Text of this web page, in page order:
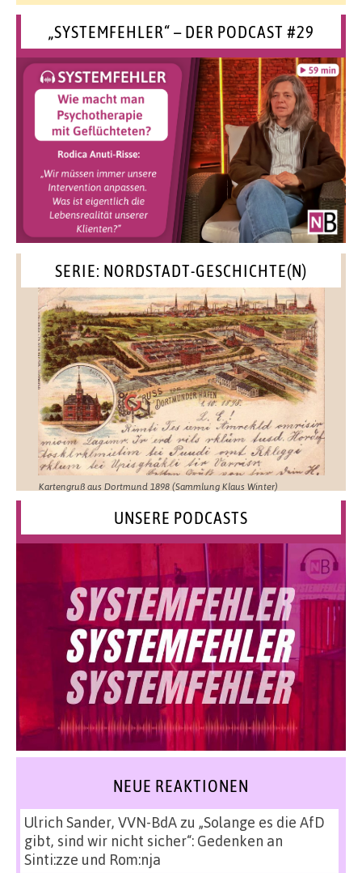
„SYSTEMFEHLER“ – DER PODCAST #29
SERIE: NORDSTADT-GESCHICHTE(N)
Kartengruß aus Dortmund 1898 (Sammlung Klaus Winter)
UNSERE PODCASTS
NEUE REAKTIONEN
Ulrich Sander, VVN-BdAzu „Solange es die AfD
gibt, sind wir nicht sicher“: Gedenken an
Sinti:zze und Rom:nja